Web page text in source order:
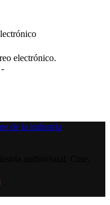
electrónico.